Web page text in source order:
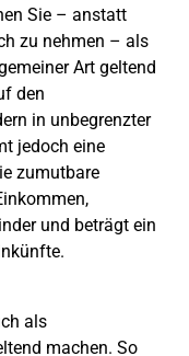
Sie – anstatt
zu nehmen – als
Art geltend
den
in unbegrenzter
jedoch eine
zumutbare
und beträgt ein
als
machen. So